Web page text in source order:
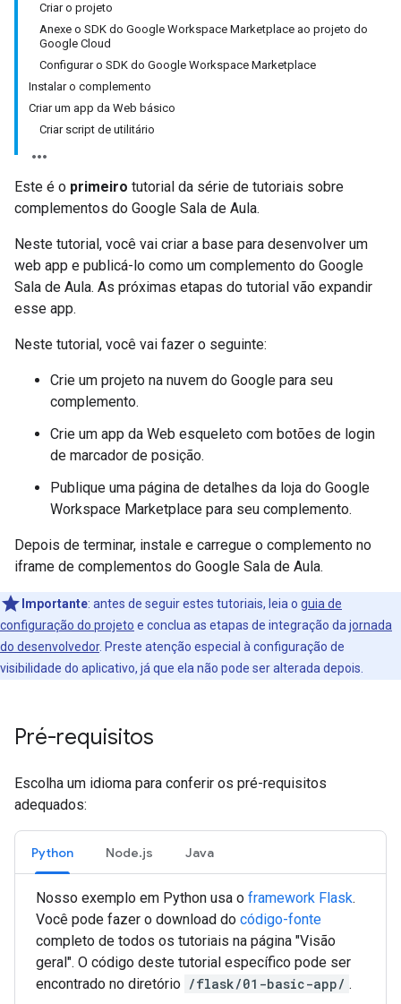
Criar o projeto
Anexe o SDK do Google Workspace Marketplace ao projeto do
Google Cloud
Configurar o SDK do Google Workspace Marketplace
Instalar o complemento
Criar um app da Web básico
Criar script de utilitário
Este é o primeiro tutorial da série de tutoriais sobre
complementos do Google Sala de Aula.
Neste tutorial, você vai criar a base para desenvolver um
web app e publicá-lo como um complemento do Google
Sala de Aula. As próximas etapas do tutorial vão expandir
esse app.
Neste tutorial, você vai fazer o seguinte:
Crie um projeto na nuvem do Google para seu
complemento.
Crie um app da Web esqueleto com botões de login
de marcador de posição.
Publique uma página de detalhes da loja do Google
Workspace Marketplace para seu complemento.
Depois de terminar, instale e carregue o complemento no
iframe de complementos do Google Sala de Aula.
Importante: antes de seguir estes tutoriais, leia o guia de
configuração do projeto e conclua as etapas de integração da jornada
do desenvolvedor. Preste atenção especial à configuração de
visibilidade do aplicativo, já que ela não pode ser alterada depois.
Pré-requisitos
Escolha um idioma para conferir os pré-requisitos
adequados:
Python Node.js Java
Nosso exemplo em Python usa o framework Flask.
Você pode fazer o download do código-fonte
completo de todos os tutoriais na página "Visão
geral". O código deste tutorial específico pode ser
encontrado no diretório /flask/01-basic-app/ .